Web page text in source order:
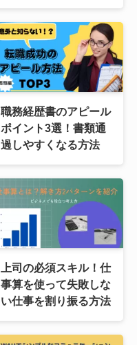
職務経歴書のアピール
ポイント3選！書類通
過しやすくなる方法
上司の必須スキル！仕
事算を使って失敗しな
い仕事を割り振る方法